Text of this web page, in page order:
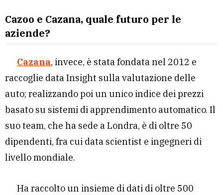
Cazoo e Cazana, quale futuro per le
aziende?
Cazana, invece, è stata fondata nel 2012 e
raccoglie data Insight sulla valutazione delle
auto; realizzando poi un unico indice dei prezzi
basato su sistemi di apprendimento automatico. Il
suo team, che ha sede a Londra, è di oltre 50
dipendenti, fra cui data scientist e ingegneri di
livello mondiale.
Ha raccolto un insieme di dati di oltre 500